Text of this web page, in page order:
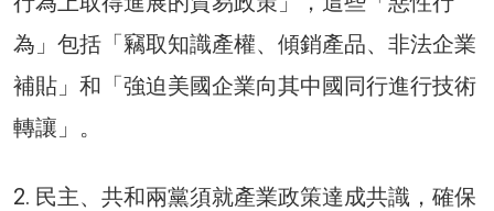
為」包括「竊取知識產權、傾銷產品、非法企業
補貼」和「強迫美國企業向其中國同行進行技術
轉讓」。
2. 民主、共和兩黨須就產業政策達成共識，確保